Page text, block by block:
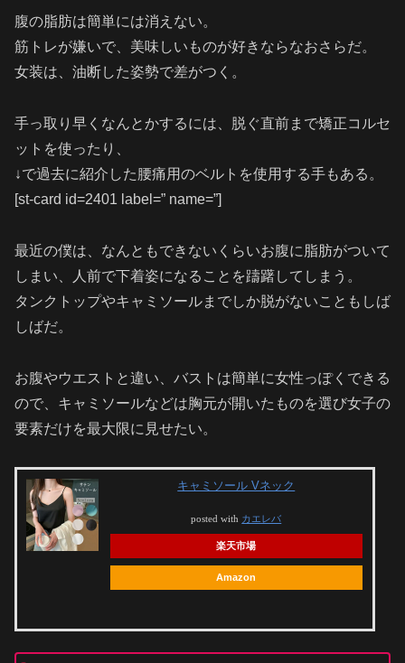
腹の脂肪は簡単には消えない。
筋トレが嫌いで、美味しいものが好きならなおさらだ。
女装は、油断した姿勢で差がつく。
手っ取り早くなんとかするには、脱ぐ直前まで矯正コルセ
ットを使ったり、
↓で過去に紹介した腰痛用のベルトを使用する手もある。
[st-card id=2401 label=” name=”]
最近の僕は、なんともできないくらいお腹に脂肪がついて
しまい、人前で下着姿になることを躊躇してしまう。
タンクトップやキャミソールまでしか脱がないこともしば
しばだ。
お腹やウエストと違い、バストは簡単に女性っぽくできる
ので、キャミソールなどは胸元が開いたものを選び女子の
要素だけを最大限に見せたい。
キャミソール Vネック
posted with カエレバ
楽天市場
Amazon